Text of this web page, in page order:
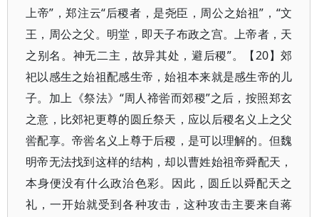
上帝”，郑注云“后稷者，是尧臣，周公之始祖”，“文
王，周公之父。明堂，即天子布政之宫。上帝者，天
之别名。神无二主，故异其处，避后稷”。【20】郊
祀以感生之始祖配感生帝，始祖本来就是感生帝的儿
子。加上《祭法》“周人禘喾而郊稷”之后，按照郑玄
之意，比郊祀更尊的圆丘祭天，应以后稷名义上之父
喾配享。帝喾名义上尊于后稷，是可以理解的。但魏
明帝无法找到这样的结构，却以曹姓始祖帝舜配天，
本身便没有什么政治色彩。因此，圆丘以舜配天之
礼，一开始就受到各种攻击，这种攻击主要来自蒋